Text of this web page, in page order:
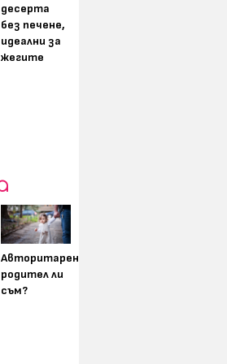
десерта
без печене,
идеални за
жегите
Авторитарен
родител ли
съм?